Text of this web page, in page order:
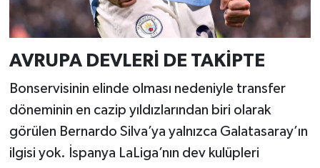
AVRUPA DEVLERİ DE TAKİPTE
Bonservisinin elinde olması nedeniyle transfer
döneminin en cazip yıldızlarından biri olarak
görülen Bernardo Silva’ya yalnızca Galatasaray’ın
ilgisi yok. İspanya LaLiga’nın dev kulüpleri